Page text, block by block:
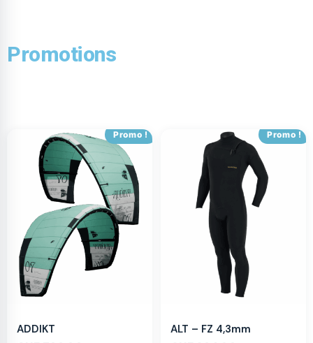
Promotions
Promo !
ADDIKT
Promo !
ALT – FZ 4,3mm